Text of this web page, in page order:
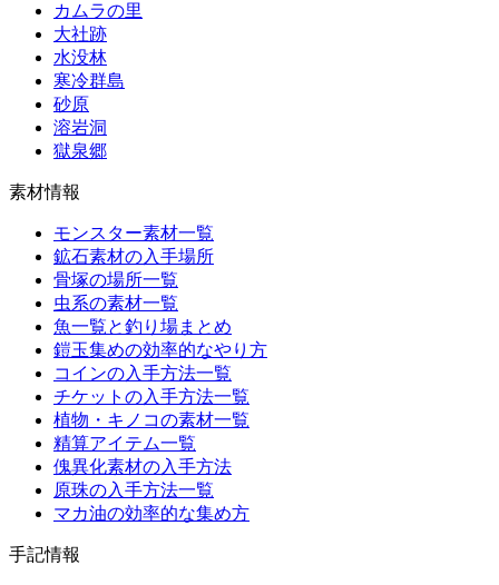
カムラの里
大社跡
水没林
寒冷群島
砂原
溶岩洞
獄泉郷
素材情報
モンスター素材一覧
鉱石素材の入手場所
骨塚の場所一覧
虫系の素材一覧
魚一覧と釣り場まとめ
鎧玉集めの効率的なやり方
コインの入手方法一覧
チケットの入手方法一覧
植物・キノコの素材一覧
精算アイテム一覧
傀異化素材の入手方法
原珠の入手方法一覧
マカ油の効率的な集め方
手記情報